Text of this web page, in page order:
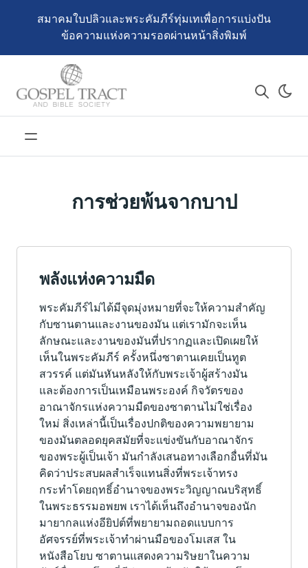
สมาคมใบปลิวและพระคัมภีร์ทุ่มเทเพื่อการแบ่งปัน
ข้อความแห่งความรอดผ่านหน้าสิ่งพิมพ์
การช่วยพ้นจากบาป
พลังแห่งความมืด
พระคัมภีร์ไม่ได้มีจุดมุ่งหมายที่จะให้ความสำคัญ
กับซานตานและงานของมัน แต่เรามักจะเห็น
ลักษณะและงานของมันที่ปรากฏและเปิดเผยให้
เห็นในพระคัมภีร์ ครั้งหนึ่งซาตานเคยเป็นทูต
สวรรค์ แต่มันหันหลังให้กับพระเจ้าผู้สร้างมัน
และต้องการเป็นเหมือนพระองค์ กิจวัตรของ
อาณาจักรแห่งความมืดของซาตานไม่ใช่เรื่อง
ใหม่ สิ่งเหล่านี้เป็นเรื่องปกติของความพยายาม
ของมันตลอดยุคสมัยที่จะแข่งขันกับอาณาจักร
ของพระผู้เป็นเจ้า มันกำลังเสนอทางเลือกอื่นที่มัน
คิดว่าประสบผลสำเร็จแทนสิ่งที่พระเจ้าทรง
กระทำโดยฤทธิ์อำนาจของพระวิญญาณบริสุทธิ์
ในพระธรรมอพยพ เราได้เห็นถึงอำนาจของนัก
มายากลแห่งอียิปต์ที่พยายามถอดแบบการ
อัศจรรย์ที่พระเจ้าทำผ่านมือของโมเสส ใน
หนังสือโยบ ซาตานแสดงความริษยาในความ